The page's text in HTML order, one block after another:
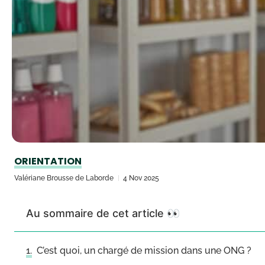
ORIENTATION
Valériane Brousse de Laborde 4 Nov 2025
Au sommaire de cet article 👀
C’est quoi, un chargé de mission dans une ONG ?